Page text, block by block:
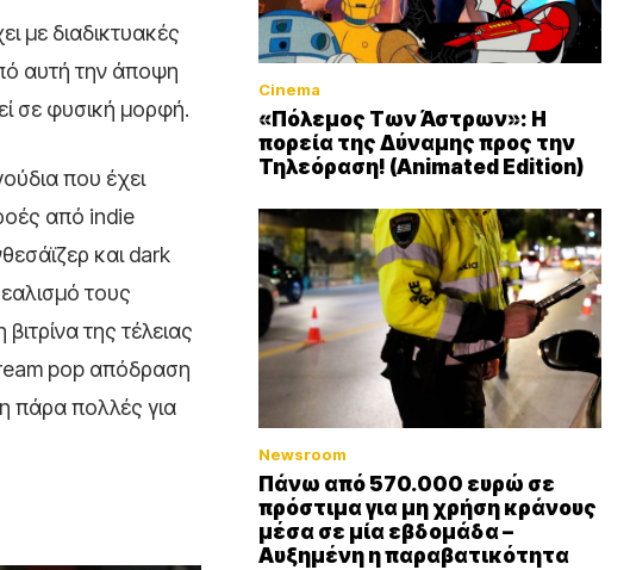
με διαδικτυακές
αυτή την άποψη
σε φυσική μορφή.
που έχει
από indie
και dark
τους
της τέλειας
pop απόδραση
πάρα πολλές για
Cinema
«Πόλεμος Των Άστρων»: Η
πορεία της Δύναμης προς την
Τηλεόραση! (Animated Edition)
Newsroom
Πάνω από 570.000 ευρώ σε
πρόστιμα για μη χρήση κράνους
μέσα σε μία εβδομάδα –
Αυξημένη η παραβατικότητα